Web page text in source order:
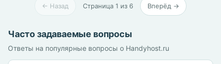
← Назад Страница 1 из 6 Вперёд →
Часто задаваемые вопросы
Ответы на популярные вопросы о Handyhost.ru